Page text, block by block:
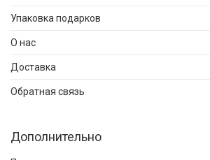
Упаковка подарков
О нас
Доставка
Обратная связь
Дополнительно